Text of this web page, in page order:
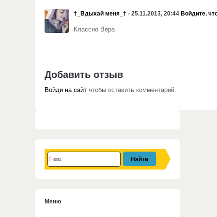
†_Вдыхай меня_† - 25.11.2013, 20:44 Войдите,
Классно Вера
Добавить отзыв
Войди на сайт чтобы оставить комментарий.
Меню